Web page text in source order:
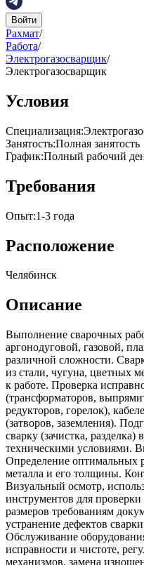
Войти
Рахмат/
Работа/
Электрогазосварщик/
Электрогазосварщик
Условия
Специализация:
Занятость:Полная занятость
График:Полный рабочий
Требования
Опыт:1-3 года
Расположение
Челябинск
Описание
Выполнение сварочных
аргонодуговой, газовой,
различной сложности.
из стали, чугуна, цветных
к работе. Проверка
(трансформаторов,
редукторов, горелок),
(затворов, заземления).
сварку (зачистка,
техническими условиями.
Определение оптимальных
металла и его толщины.
Визуальный осмотр,
инструментов для проверки
размеров требованиям
устранение дефектов
Обслуживание
исправности и чистоте,
механизмов, замена